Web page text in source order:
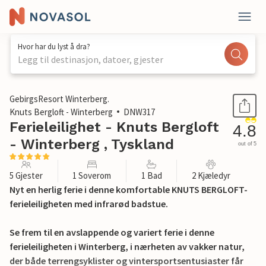
Hvor har du lyst å dra?
Legg til destinasjon, datoer, gjester
1 / 17
GebirgsResort Winterberg.
Knuts Bergloft - Winterberg
DNW317
Ferieleilighet - Knuts Bergloft
- Winterberg , Tyskland
4.8
out of 5
5 Gjester 1 Soverom 1 Bad 2 Kjæledyr
Nyt en herlig ferie i denne komfortable KNUTS BERGLOFT-
ferieleiligheten med infrarød badstue.
Se frem til en avslappende og variert ferie i denne
ferieleiligheten i Winterberg, i nærheten av vakker natur,
der både terrengsyklister og vintersportsentusiaster får